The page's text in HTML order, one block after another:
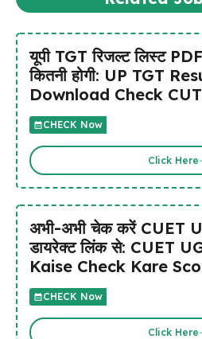
यूपी TGT रिजल्ट लिस्ट
कितनी होगी: UP TGT
Download Check
CHECK Now
Click Here
अभी-अभी चेक करें CUET
डायरेक्ट लिंक से: CUET
Kaise Check Kare
CHECK Now
Click Here